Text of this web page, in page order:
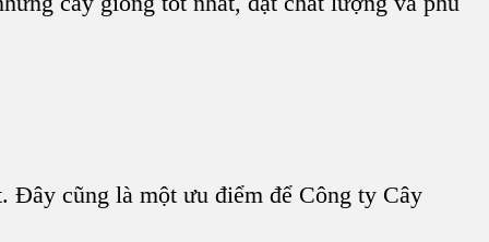
Đây cũng là một ưu điểm để Công ty Cây